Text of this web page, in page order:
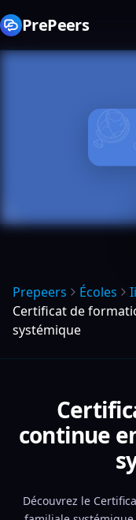
PrePeers
Prepeers Écoles
Certificat de
systémique
continue
Découvrez le